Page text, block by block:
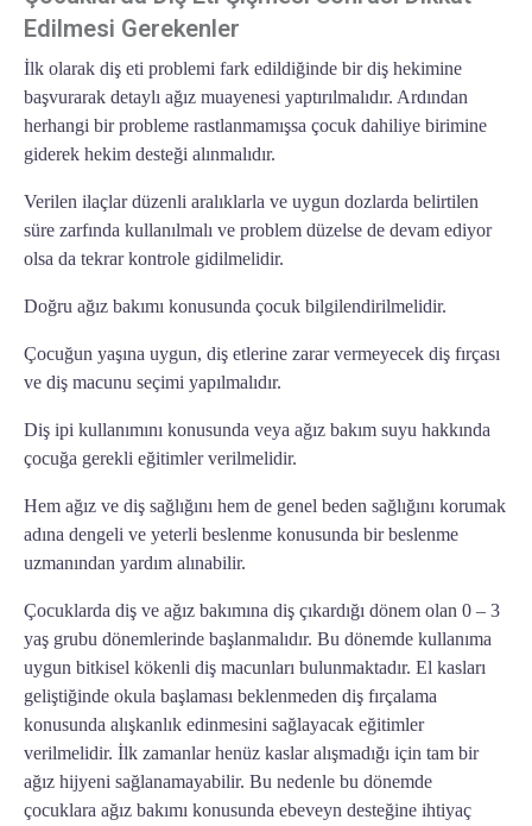
Edilmesi Gerekenler
İlk olarak diş eti problemi fark edildiğinde bir diş hekimine
başvurarak detaylı ağız muayenesi yaptırılmalıdır. Ardından
herhangi bir probleme rastlanmamışsa çocuk dahiliye birimine
giderek hekim desteği alınmalıdır.
Verilen ilaçlar düzenli aralıklarla ve uygun dozlarda belirtilen
süre zarfında kullanılmalı ve problem düzelse de devam ediyor
olsa da tekrar kontrole gidilmelidir.
Doğru ağız bakımı konusunda çocuk bilgilendirilmelidir.
Çocuğun yaşına uygun, diş etlerine zarar vermeyecek diş fırçası
ve diş macunu seçimi yapılmalıdır.
Diş ipi kullanımını konusunda veya ağız bakım suyu hakkında
çocuğa gerekli eğitimler verilmelidir.
Hem ağız ve diş sağlığını hem de genel beden sağlığını korumak
adına dengeli ve yeterli beslenme konusunda bir beslenme
uzmanından yardım alınabilir.
Çocuklarda diş ve ağız bakımına diş çıkardığı dönem olan 0 – 3
yaş grubu dönemlerinde başlanmalıdır. Bu dönemde kullanıma
uygun bitkisel kökenli diş macunları bulunmaktadır. El kasları
geliştiğinde okula başlaması beklenmeden diş fırçalama
konusunda alışkanlık edinmesini sağlayacak eğitimler
verilmelidir. İlk zamanlar henüz kaslar alışmadığı için tam bir
ağız hijyeni sağlanamayabilir. Bu nedenle bu dönemde
çocuklara ağız bakımı konusunda ebeveyn desteğine ihtiyaç